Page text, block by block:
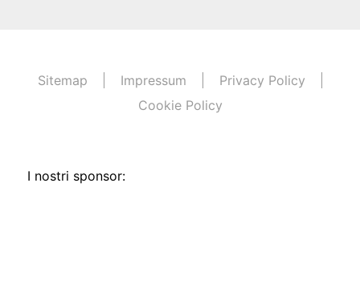
Sitemap Impressum
Privacy Policy
Cookie Policy
I nostri sponsor: